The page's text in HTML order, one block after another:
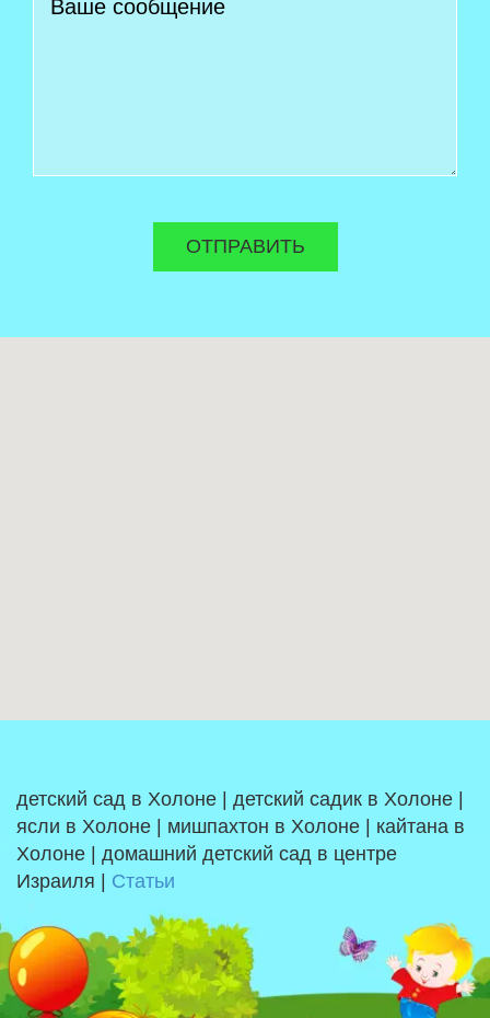
детский сад в Холоне | детский садик в Холоне |
ясли в Холоне | мишпахтон в Холоне | кайтана в
Холоне | домашний детский сад в центре
Израиля | Статьи